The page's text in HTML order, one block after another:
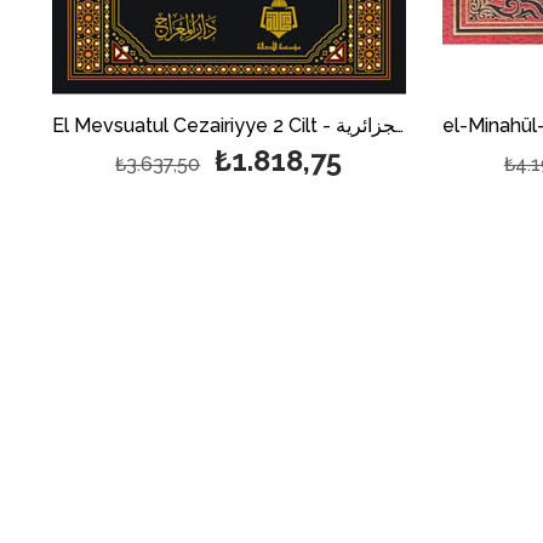
El Mevsuatul Cezairiyye 2 Cilt - الموسوعة الجزائرية
₺1.818,75
₺3.637,50